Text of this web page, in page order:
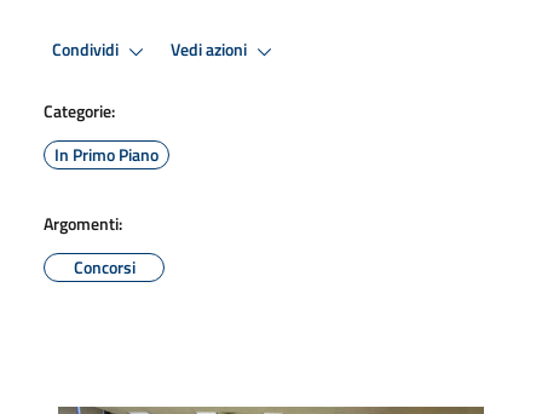
Condividi Vedi azioni
Categorie:
In Primo Piano
Argomenti:
Concorsi